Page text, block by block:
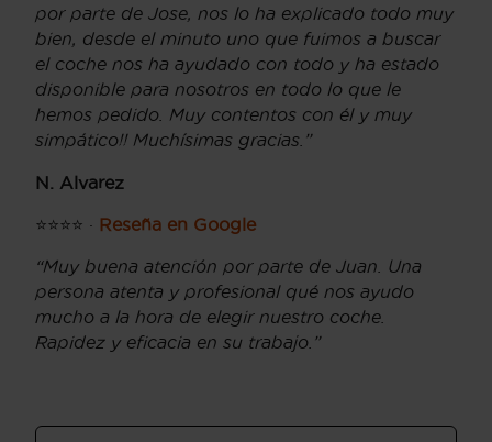
por parte de Jose, nos lo ha explicado todo muy
bien, desde el minuto uno que fuimos a buscar
el coche nos ha ayudado con todo y ha estado
disponible para nosotros en todo lo que le
hemos pedido. Muy contentos con él y muy
simpático!! Muchísimas gracias.”
N. Alvarez
⭐⭐⭐⭐ · Reseña en Google
“Muy buena atención por parte de Juan. Una
persona atenta y profesional qué nos ayudo
mucho a la hora de elegir nuestro coche.
Rapidez y eficacia en su trabajo.”